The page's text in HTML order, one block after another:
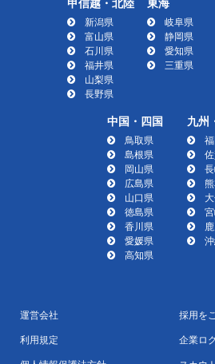
新潟県
富山県
石川県
福井県
山梨県
長野県
岐阜県
静岡県
愛知県
三重県
中国・四国
鳥取県
島根県
岡山県
広島県
山口県
徳島県
香川県
愛媛県
高知県
九州
運営会社
利用規定
採用を
企業ロ